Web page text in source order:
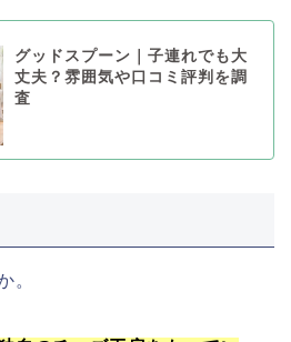
グッドスプーン｜子連れでも大
丈夫？雰囲気や口コミ評判を調
査
。